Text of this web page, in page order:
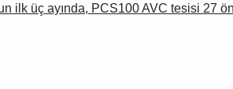
ilk üç ayında, PCS100 AVC tesisi 27